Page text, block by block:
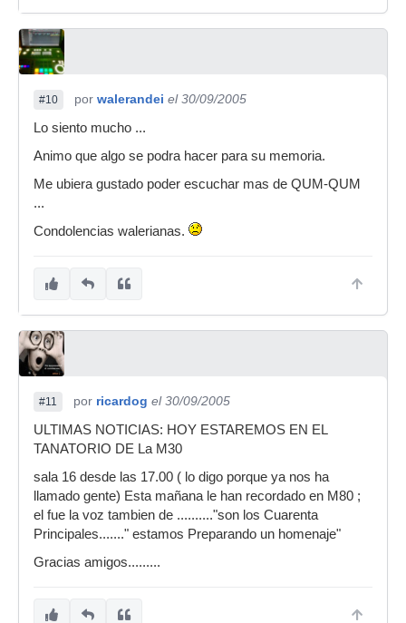
#10 por walerandei el 30/09/2005
Lo siento mucho ...
Animo que algo se podra hacer para su memoria.
Me ubiera gustado poder escuchar mas de QUM-QUM
...
Condolencias walerianas.
#11 por ricardog el 30/09/2005
ULTIMAS NOTICIAS: HOY ESTAREMOS EN EL
TANATORIO DE La M30
sala 16 desde las 17.00 ( lo digo porque ya nos ha
llamado gente) Esta mañana le han recordado en M80 ;
el fue la voz tambien de .........."son los Cuarenta
Principales......." estamos Preparando un homenaje"
Gracias amigos.........